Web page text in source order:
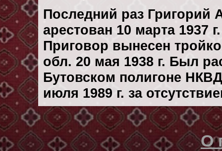
Последний раз Григорий
арестован 10 марта 1937 г.
Приговор вынесен
обл. 20 мая 1938 г. Был
Бутовском полигоне
июля 1989 г. за
О